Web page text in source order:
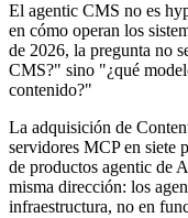
El agentic CMS no es
en cómo operan los
de 2026, la pregunta no
CMS?" sino "¿qué
contenido?"
La adquisición de
servidores MCP en siete
de productos agentic de
misma dirección: los
infraestructura, no en